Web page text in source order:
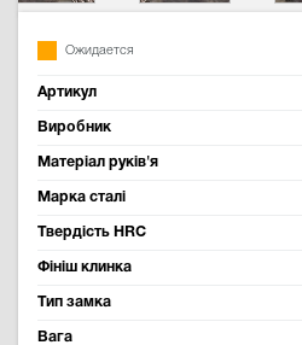
Ожидается
Артикул
Виробник
Матеріал руків'я
Марка сталі
Твердість HRC
Фініш клинка
Тип замка
Вага